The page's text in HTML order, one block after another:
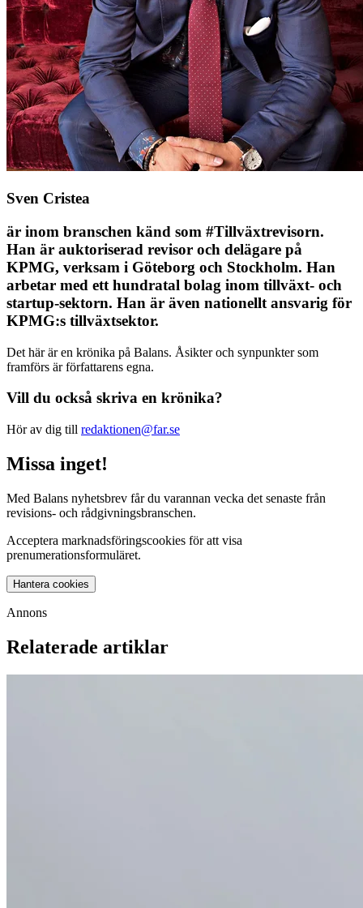
Sven Cristea
är inom branschen känd som #Tillväxtrevisorn.
Han är auktoriserad revisor och delägare på
KPMG, verksam i Göteborg och Stockholm. Han
arbetar med ett hundratal bolag inom tillväxt- och
startup-sektorn. Han är även nationellt ansvarig för
KPMG:s tillväxtsektor.
Det här är en krönika på Balans. Åsikter och synpunkter som
framförs är författarens egna.
Vill du också skriva en krönika?
Hör av dig till redaktionen@far.se
Missa inget!
Med Balans nyhetsbrev får du varannan vecka det senaste från
revisions- och rådgivningsbranschen.
Acceptera marknadsföringscookies för att visa
prenumerationsformuläret.
Hantera cookies
Annons
Relaterade artiklar